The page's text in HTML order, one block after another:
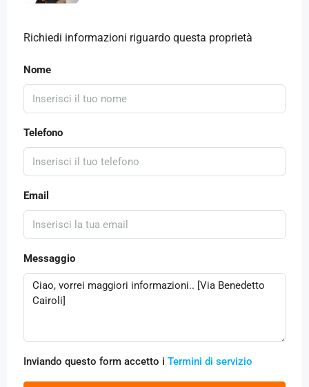
Richiedi informazioni riguardo questa proprietà
Nome
Telefono
Email
Messaggio
Inviando questo form accetto i Termini di servizio